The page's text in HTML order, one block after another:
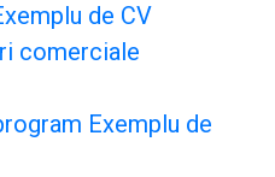
de CV
comerciale
Exemplu de